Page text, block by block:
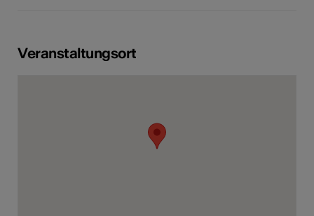
Veranstaltungsort